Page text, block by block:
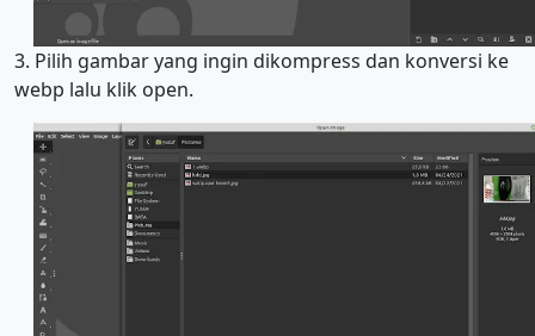
3. Pilih gambar yang ingin dikompress dan konversi ke
webp lalu klik open.